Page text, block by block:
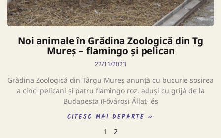
Noi animale în Grădina Zoologică din Tg
Mureș – flamingo și pelican
22/11/2023
Grădina Zoologică din Târgu Mureș anunță cu bucurie sosirea
a cinci pelicani și patru flamingo roz, aduși cu grijă de la
Budapesta (Fővárosi Állat- és
CITESC MAI DEPARTE »
1
2